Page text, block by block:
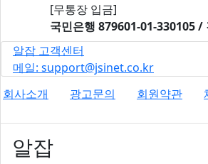
[무통장 입금]
국민은행 879601-01-330105 /
알잡 고객센터
메일: support@jsinet.co.kr
회사소개
광고문의 회원약관
알잡